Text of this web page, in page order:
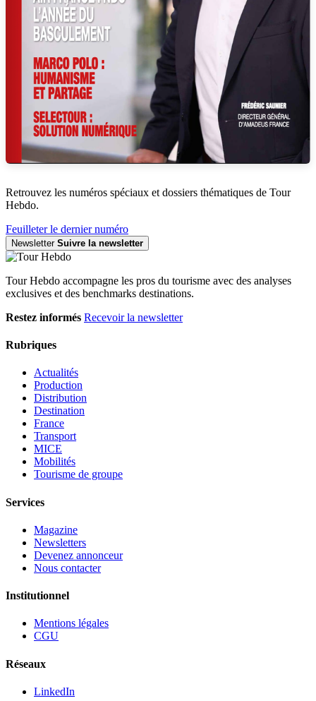
Retrouvez les numéros spéciaux et dossiers thématiques de Tour
Hebdo.
Feuilleter le dernier numéro
Newsletter Suivre la newsletter
Tour Hebdo accompagne les pros du tourisme avec des analyses
exclusives et des benchmarks destinations.
Restez informés Recevoir la newsletter
Rubriques
Actualités
Production
Distribution
Destination
France
Transport
MICE
Mobilités
Tourisme de groupe
Services
Magazine
Newsletters
Devenez annonceur
Nous contacter
Institutionnel
Mentions légales
CGU
Réseaux
LinkedIn